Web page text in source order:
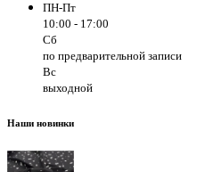
ПН-Пт
10:00 - 17:00
Сб
по предварительной записи
Вс
выходной
Наши новинки